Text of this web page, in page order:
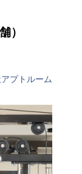
）
プトルーム